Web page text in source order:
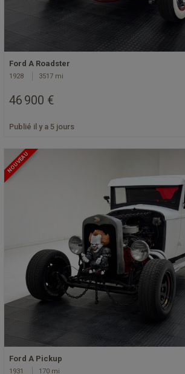
Ford A Roadster
1928 3517 mi
46 900 €
Publié il y a 5 jours
NOUVEAU
Ford A Pickup
1931 170 mi